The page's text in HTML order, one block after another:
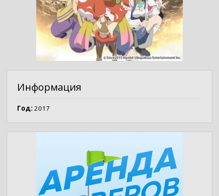
Информация
Год: 2017